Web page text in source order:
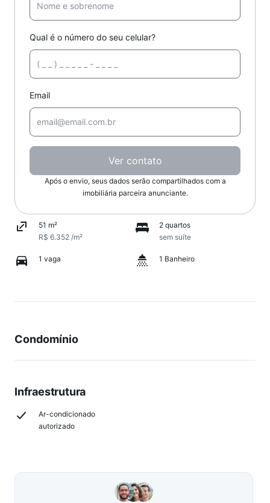
Qual é o número do seu celular?
Email
Ver contato
Após o envio, seus dados serão compartilhados com a
imobiliária parceira anunciante.
51 m²
R$ 6.352 /m²
2 quartos
sem suíte
1 vaga 1 Banheiro
Condomínio
Infraestrutura
Ar-condicionado
autorizado